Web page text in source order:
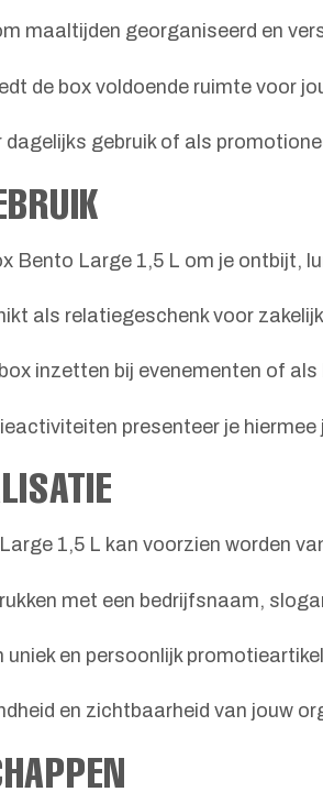
maaltijden georganiseerd en
de box voldoende ruimte voor
gebruik of als
Bento Large 1,5 L om je ontbijt,
als relatiegeschenk voor
inzetten bij evenementen of als
presenteer je
1,5 L kan voorzien worden
met een bedrijfsnaam,
en persoonlijk
en zichtbaarheid van jouw